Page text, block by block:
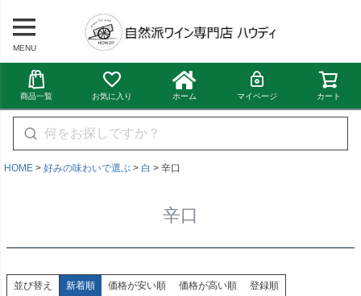
MENU
商品一覧 お気に入り ホーム マイページ カート
HOME 好みの味わいで選ぶ 白 辛口
辛口
並び替え 新着順 価格が安い順 価格が高い順 登録順